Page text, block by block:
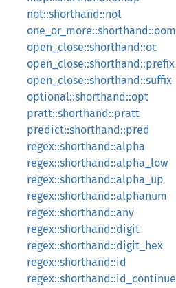
not::shorthand::not
one_or_more::shorthand::oom
open_close::shorthand::oc
open_close::shorthand::prefix
open_close::shorthand::suffix
optional::shorthand::opt
pratt::shorthand::pratt
predict::shorthand::pred
regex::shorthand::alpha
regex::shorthand::alpha_low
regex::shorthand::alpha_up
regex::shorthand::alphanum
regex::shorthand::any
regex::shorthand::digit
regex::shorthand::digit_hex
regex::shorthand::id
regex::shorthand::id_continue